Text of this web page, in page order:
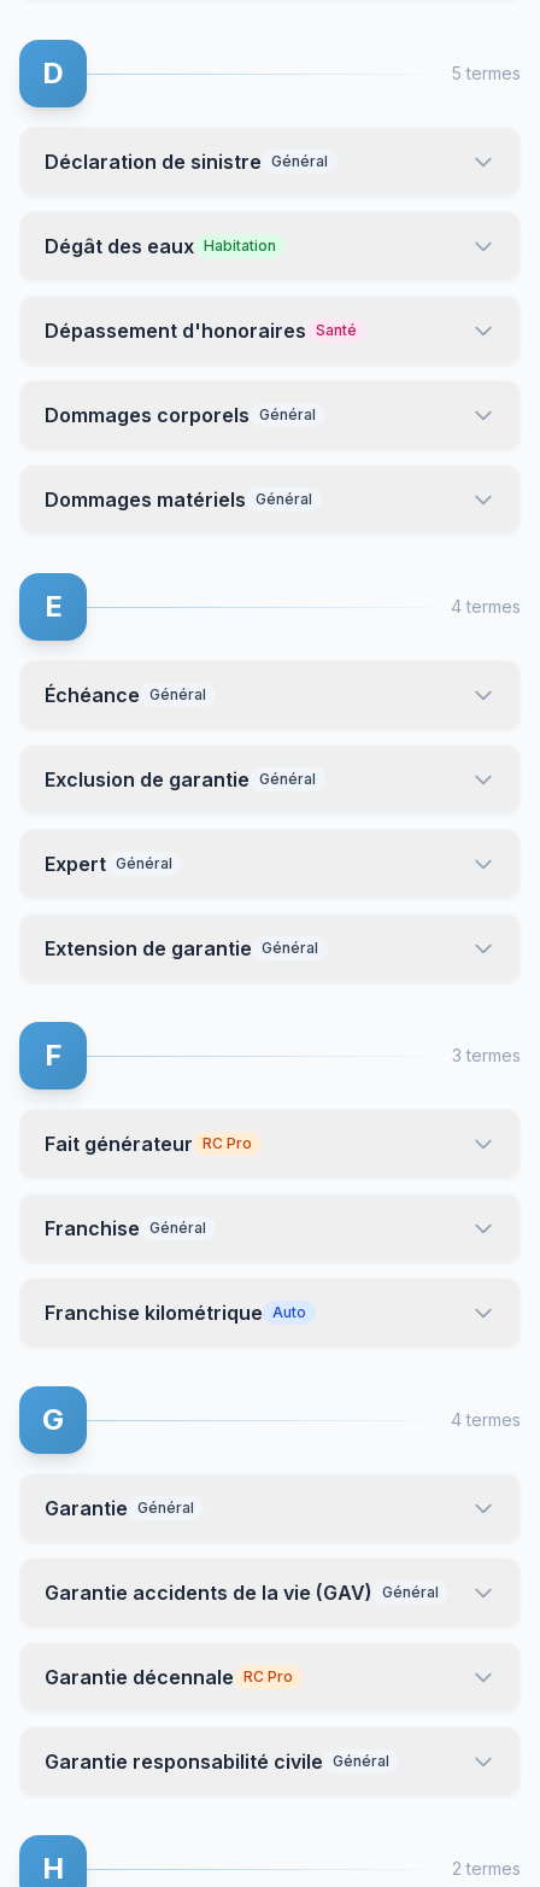
D 5 termes
Déclaration de sinistre Général
Dégât des eaux Habitation
Dépassement d'honoraires Santé
Dommages corporels Général
Dommages matériels Général
E 4 termes
Échéance Général
Exclusion de garantie Général
Expert Général
Extension de garantie Général
F 3 termes
Fait générateur RC Pro
Franchise Général
Franchise kilométrique Auto
G 4 termes
Garantie Général
Garantie accidents de la vie (GAV) Général
Garantie décennale RC Pro
Garantie responsabilité civile Général
H 2 termes